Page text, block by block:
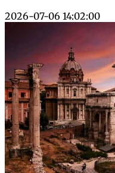
2026-07-06 14:02:00